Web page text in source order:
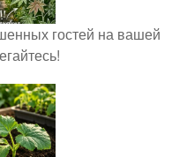
гостей на вашей